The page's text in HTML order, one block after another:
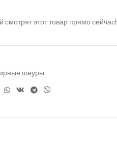
смотрят этот товар прямо сейчас!
шнуры